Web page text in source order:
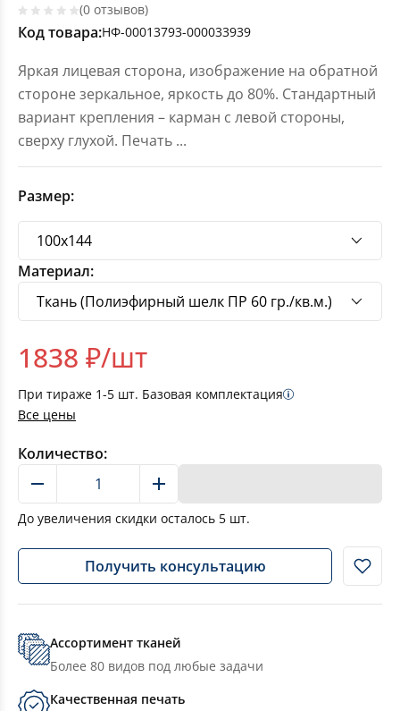
(0 отзывов)
Код товара:НФ-00013793-000033939
Яркая лицевая сторона, изображение на обратной
стороне зеркальное, яркость до 80%. Стандартный
вариант крепления – карман с левой стороны,
сверху глухой. Печать ...
Размер:
Материал:
1838 ₽/шт
При тираже 1-5 шт. Базовая комплектация
Все цены
Количество:
До увеличения скидки осталось 5 шт.
Получить консультацию
Ассортимент тканей
Более 80 видов под любые задачи
Качественная печать